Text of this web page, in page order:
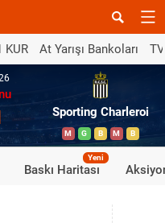
KUR At Yarışı Bankoları
Sporting Charleroi
M G B M B
Baskı Haritası
Yeni